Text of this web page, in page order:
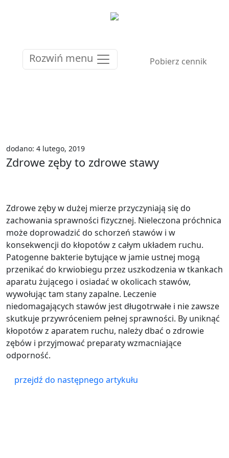
Rozwiń menu Pobierz cennik
dodano: 4 lutego, 2019
Zdrowe zęby to zdrowe stawy
Zdrowe zęby w dużej mierze przyczyniają się do
zachowania sprawności fizycznej. Nieleczona próchnica
może doprowadzić do schorzeń stawów i w
konsekwencji do kłopotów z całym układem ruchu.
Patogenne bakterie bytujące w jamie ustnej mogą
przenikać do krwiobiegu przez uszkodzenia w tkankach
aparatu żującego i osiadać w okolicach stawów,
wywołując tam stany zapalne. Leczenie
niedomagających stawów jest długotrwałe i nie zawsze
skutkuje przywróceniem pełnej sprawności. By uniknąć
kłopotów z aparatem ruchu, należy dbać o zdrowie
zębów i przyjmować preparaty wzmacniające
odporność.
przejdź do następnego artykułu